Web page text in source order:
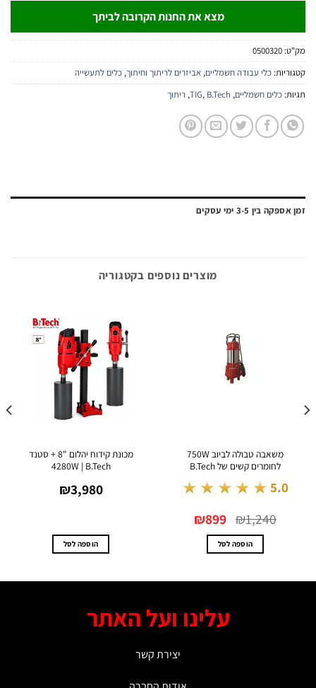
מצא את החנות הקרובה לביתך
0500320
כלי עבודה חשמליים,אביזרים לריתוך וחיתוך, כלים לתעשייה
כלים חשמליים,
TIG, B.Tech
,ריתוך
בין 3-5 ימי עסקים
מוצרים נוספים בקטגוריה
משאבה טבולה לביוב 750W
לחומרים קשים של B.Tech
★★★★★
₪1,240 המקורי
היה:
₪1,240.
₪ 899 הנוכחי
הוא:
₪899.
הוספה לסל
מכונת קידוח יהלום "8 + סטנד
4280W | B.Tech
₪3,980
הוספה לסל
עלינו ועל האתר
יצירת קשר